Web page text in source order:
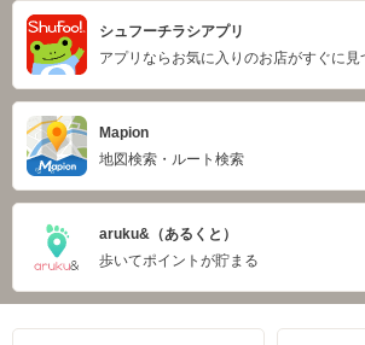
シュフーチラシアプリ
アプリならお気に入りのお店がすぐに見
Mapion
地図検索・ルート検索
aruku&（あるくと）
歩いてポイントが貯まる